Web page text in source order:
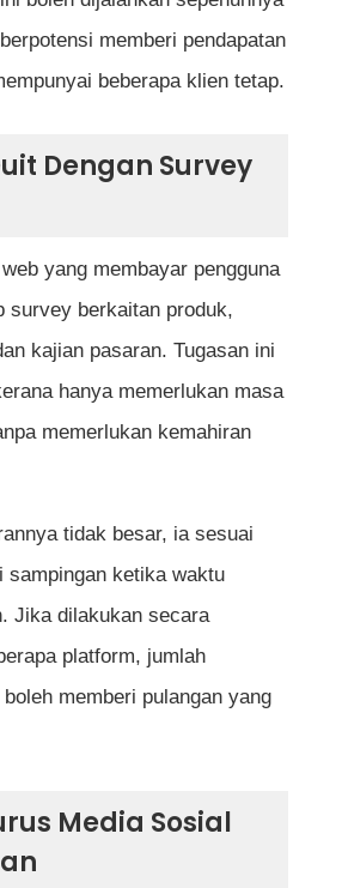
memberi pendapatan
beberapa klien tetap.
Dengan Survey
yang membayar pengguna
survey berkaitan produk,
kajian pasaran. Tugasan ini
hanya memerlukan masa
memerlukan kemahiran
tidak besar, ia sesuai
sampingan ketika waktu
Jika dilakukan secara
platform, jumlah
memberi pulangan yang
Media Sosial